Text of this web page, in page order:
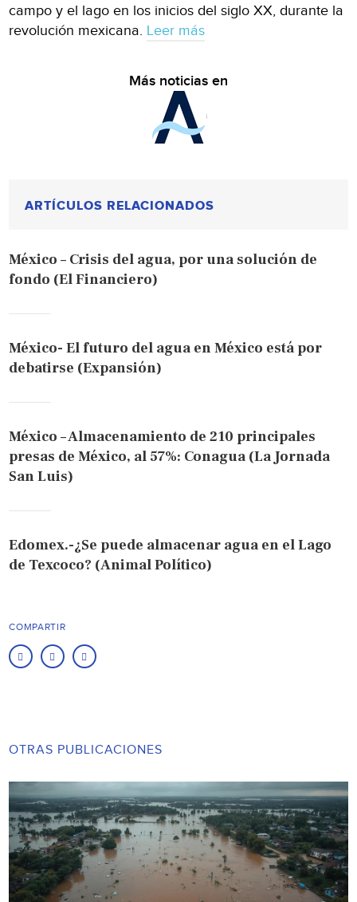
campo y el lago en los inicios del siglo XX, durante la
revolución mexicana. Leer más
Más noticias en
ARTÍCULOS RELACIONADOS
México – Crisis del agua, por una solución de
fondo (El Financiero)
México- El futuro del agua en México está por
debatirse (Expansión)
México – Almacenamiento de 210 principales
presas de México, al 57%: Conagua (La Jornada
San Luis)
Edomex.-¿Se puede almacenar agua en el Lago
de Texcoco? (Animal Político)
COMPARTIR
OTRAS PUBLICACIONES